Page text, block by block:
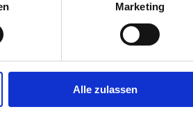
Marketing
Alle zulassen